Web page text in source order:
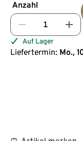
Anzahl
Auf Lager
Liefertermin: Mo.,